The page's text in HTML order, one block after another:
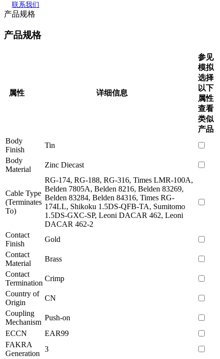
联系我们
产品规格
产品规格
属性 详细信息
参见
模拟
选择
以下
属性
查看
类似
产品
Body
Finish
Tin
Body
Material
Zinc Diecast
Cable Type
(Terminates
To)
RG-174, RG-188, RG-316, Times LMR-100A,
Belden 7805A, Belden 8216, Belden 83269,
Belden 83284, Belden 84316, Times RG-
174LL, Shikoku 1.5DS-QFB-TA, Sumitomo
1.5DS-GXC-SP, Leoni DACAR 462, Leoni
DACAR 462-2
Contact
Finish
Gold
Contact
Material
Brass
Contact
Termination
Crimp
Country of
Origin
CN
Coupling
Mechanism
Push-on
ECCN
EAR99
FAKRA
Generation
3